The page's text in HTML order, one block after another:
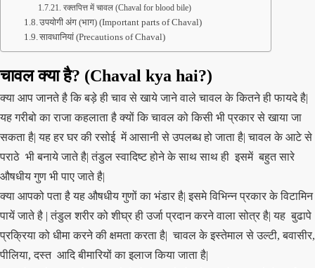
रक्तपित्त में चावल (Chaval for blood bile)
उपयोगी अंग (भाग) (Important parts of Chaval)
सावधानियां (Precautions of Chaval)
चावल क्या है? (Chaval kya hai?)
क्या आप जानते है कि बड़े ही चाव से खाये जाने वाले चावल के कितने ही फायदे है|
यह गरीबो का राजा कहलाता है क्यों कि चावल को किसी भी प्रकार से खाया जा
सकता है| यह हर घर की रसोई में आसानी से उपलब्ध हो जाता है| चावल के आटे से
पराठे भी बनाये जाते है| तंडुल स्वादिष्ट होने के साथ साथ ही इसमें बहुत सारे
औषधीय गुण भी पाए जाते है|
क्या आपको पता है यह औषधीय गुणों का भंडार है| इसमे विभिन्न प्रकार के विटामिन
पायें जाते है | तंडुल शरीर को शीघ्र ही उर्जा प्रदान करने वाला सोत्र है| यह बुढापे
प्रक्रिया को धीमा करने की क्षमता करता है| चावल के इस्तेमाल से उल्टी, बवासीर,
पीलिया, दस्त आदि बीमारियों का इलाज किया जाता है|